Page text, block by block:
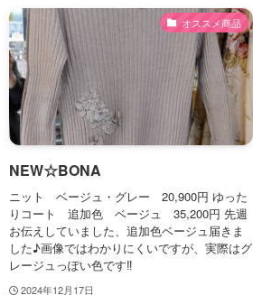
オススメ商品
NEW☆BONA
ニット ベージュ・グレー 20,900円 ゆった
りコート 追加色 ベージュ 35,200円 先週
お伝えしていました、追加色ベージュ届きま
した♪画像ではわかりにくいですが、実際はグ
レージュっぽい色です‼
2024年12月17日